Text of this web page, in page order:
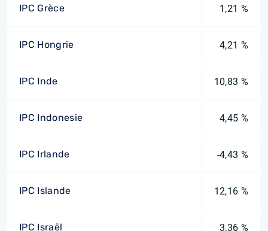
IPC Grèce 1,21 %
IPC Hongrie 4,21 %
IPC Inde 10,83 %
IPC Indonesie 4,45 %
IPC Irlande -4,43 %
IPC Islande 12,16 %
IPC Israël 3,36 %